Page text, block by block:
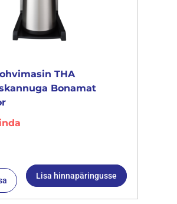
THA
Bonamat
Lisa hinnapäringusse